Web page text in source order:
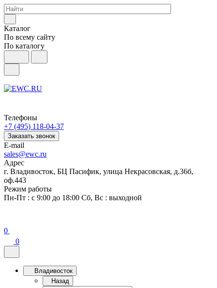
Каталог
По всему сайту
По каталогу
Телефоны
+7 (495) 118-04-37
Заказать звонок
E-mail
sales@ewc.ru
Адрес
г. Владивосток, БЦ Пасифик, улица Некрасовская, д.36б,
оф.443
Режим работы
Пн-Пт : с 9:00 до 18:00 Сб, Вс : выходной
0
0
Владивосток
Назад